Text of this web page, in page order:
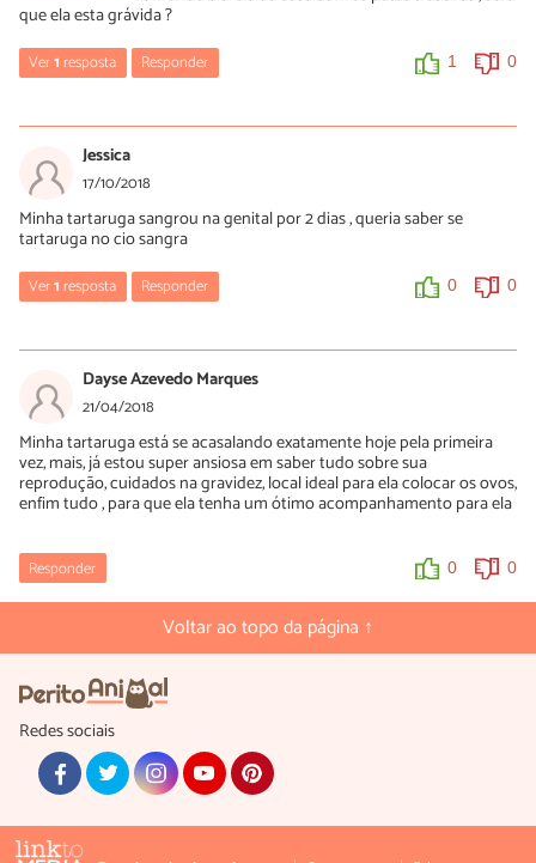
que ela esta grávida ?
Ver1resposta Responder 1 0
21/01/2019
Oi Ronei! Sem ver a sua tartaruga não conseguimos passar
nenhum diagnóstico. No entanto, o mais indicado é buscar ajuda
de um médico veterinário o quanto antes.
0 0
Jessica
17/10/2018
Minha tartaruga sangrou na genital por 2 dias , queria saber se
tartaruga no cio sangra
Ver1resposta Responder 0 0
18/10/2018
Oi Jéssica! Não. Se a sua tartaruga está sangrando, ela precisa de
atendimento veterinário urgente. Ela pode ter alguma ferida na
cloaca ou mesmo algo mais grave, como um tumor.
0 0
Dayse Azevedo Marques
21/04/2018
Minha tartaruga está se acasalando exatamente hoje pela primeira
vez, mais, já estou super ansiosa em saber tudo sobre sua
reprodução, cuidados na gravidez, local ideal para ela colocar os ovos,
enfim tudo , para que ela tenha um ótimo acompanhamento para ela
Responder 0 0
Voltar ao topo da página ↑
Redes sociais